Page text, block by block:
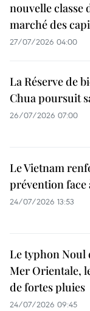
nouvelle classe
marché des
27/07/2026 04:00
La Réserve de
Chua poursuit
26/07/2026 07:00
Le Vietnam
prévention face
24/07/2026 13:53
Le typhon Noul
Mer Orientale,
de fortes pluies
24/07/2026 09:45